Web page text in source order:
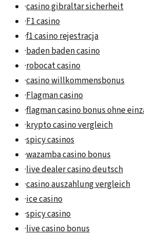
·casino gibraltar sicherheit
·F1 casino
·f1 casino rejestracja
·baden baden casino
·robocat casino
·casino willkommensbonus
·Flagman casino
·flagman casino bonus ohne
·krypto casino vergleich
·spicy casinos
·wazamba casino bonus
·live dealer casino deutsch
·casino auszahlung vergleich
·ice casino
·spicy casino
·live casino bonus